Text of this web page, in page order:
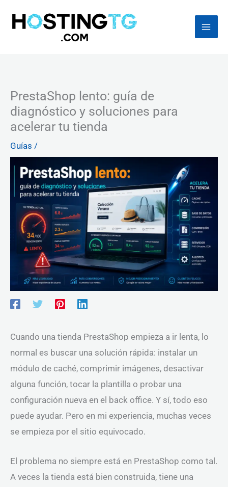
PrestaShop lento: guía de
diagnóstico y soluciones para
acelerar tu tienda
Guías /
Cuando una tienda PrestaShop empieza a ir lenta, lo
normal es buscar una solución rápida: instalar un
módulo de caché, comprimir imágenes, desactivar
alguna función, tocar la plantilla o probar una
configuración nueva en el back office. Y sí, todo eso
puede ayudar. Pero en mi experiencia, muchas veces
se empieza por el sitio equivocado.
El problema no siempre está en PrestaShop como tal.
A veces la tienda está bien construida, tiene una